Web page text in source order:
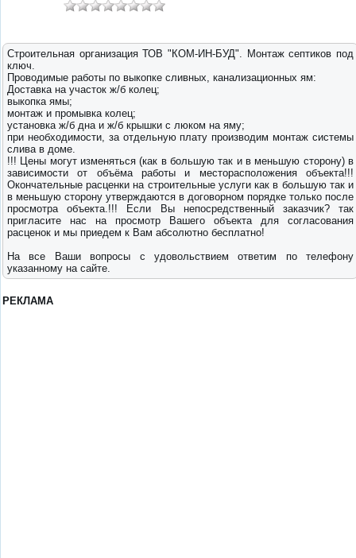
Строительная организация ТОВ "КОМ-ИН-БУД". Монтаж септиков под
ключ.
Проводимые работы по выкопке сливных, канализационных ям:
Доставка на участок ж/б колец;
выкопка ямы;
монтаж и промывка колец;
установка ж/б дна и ж/б крышки с люком на яму;
при необходимости, за отдельную плату производим монтаж системы
слива в доме.
!!! Цены могут изменяться (как в большую так и в меньшую сторону) в
зависимости от объёма работы и месторасположения объекта!!!
Окончательные расценки на строительные услуги как в большую так и
в меньшую сторону утверждаются в договорном порядке только после
просмотра объекта.!!! Если Вы непосредственный заказчик? так
пригласите нас на просмотр Вашего объекта для согласования
расценок и мы приедем к Вам абсолютно бесплатно!
Hа все Ваши вопросы с удовольствием ответим по телефону
указанному на сайте.
РЕКЛАМА